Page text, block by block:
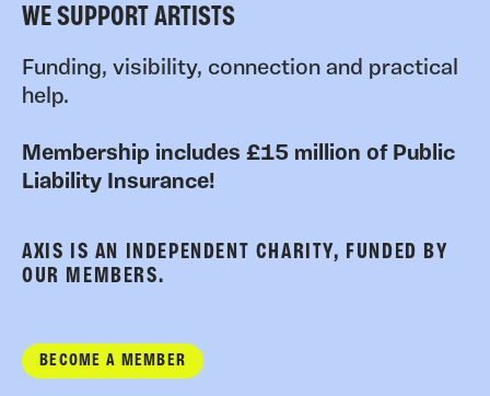
WE SUPPORT ARTISTS
Funding, visibility, connection and practical
help.
Membership includes £15 million of Public
Liability Insurance!
AXIS IS AN INDEPENDENT CHARITY, FUNDED BY
OUR MEMBERS.
BECOME A MEMBER